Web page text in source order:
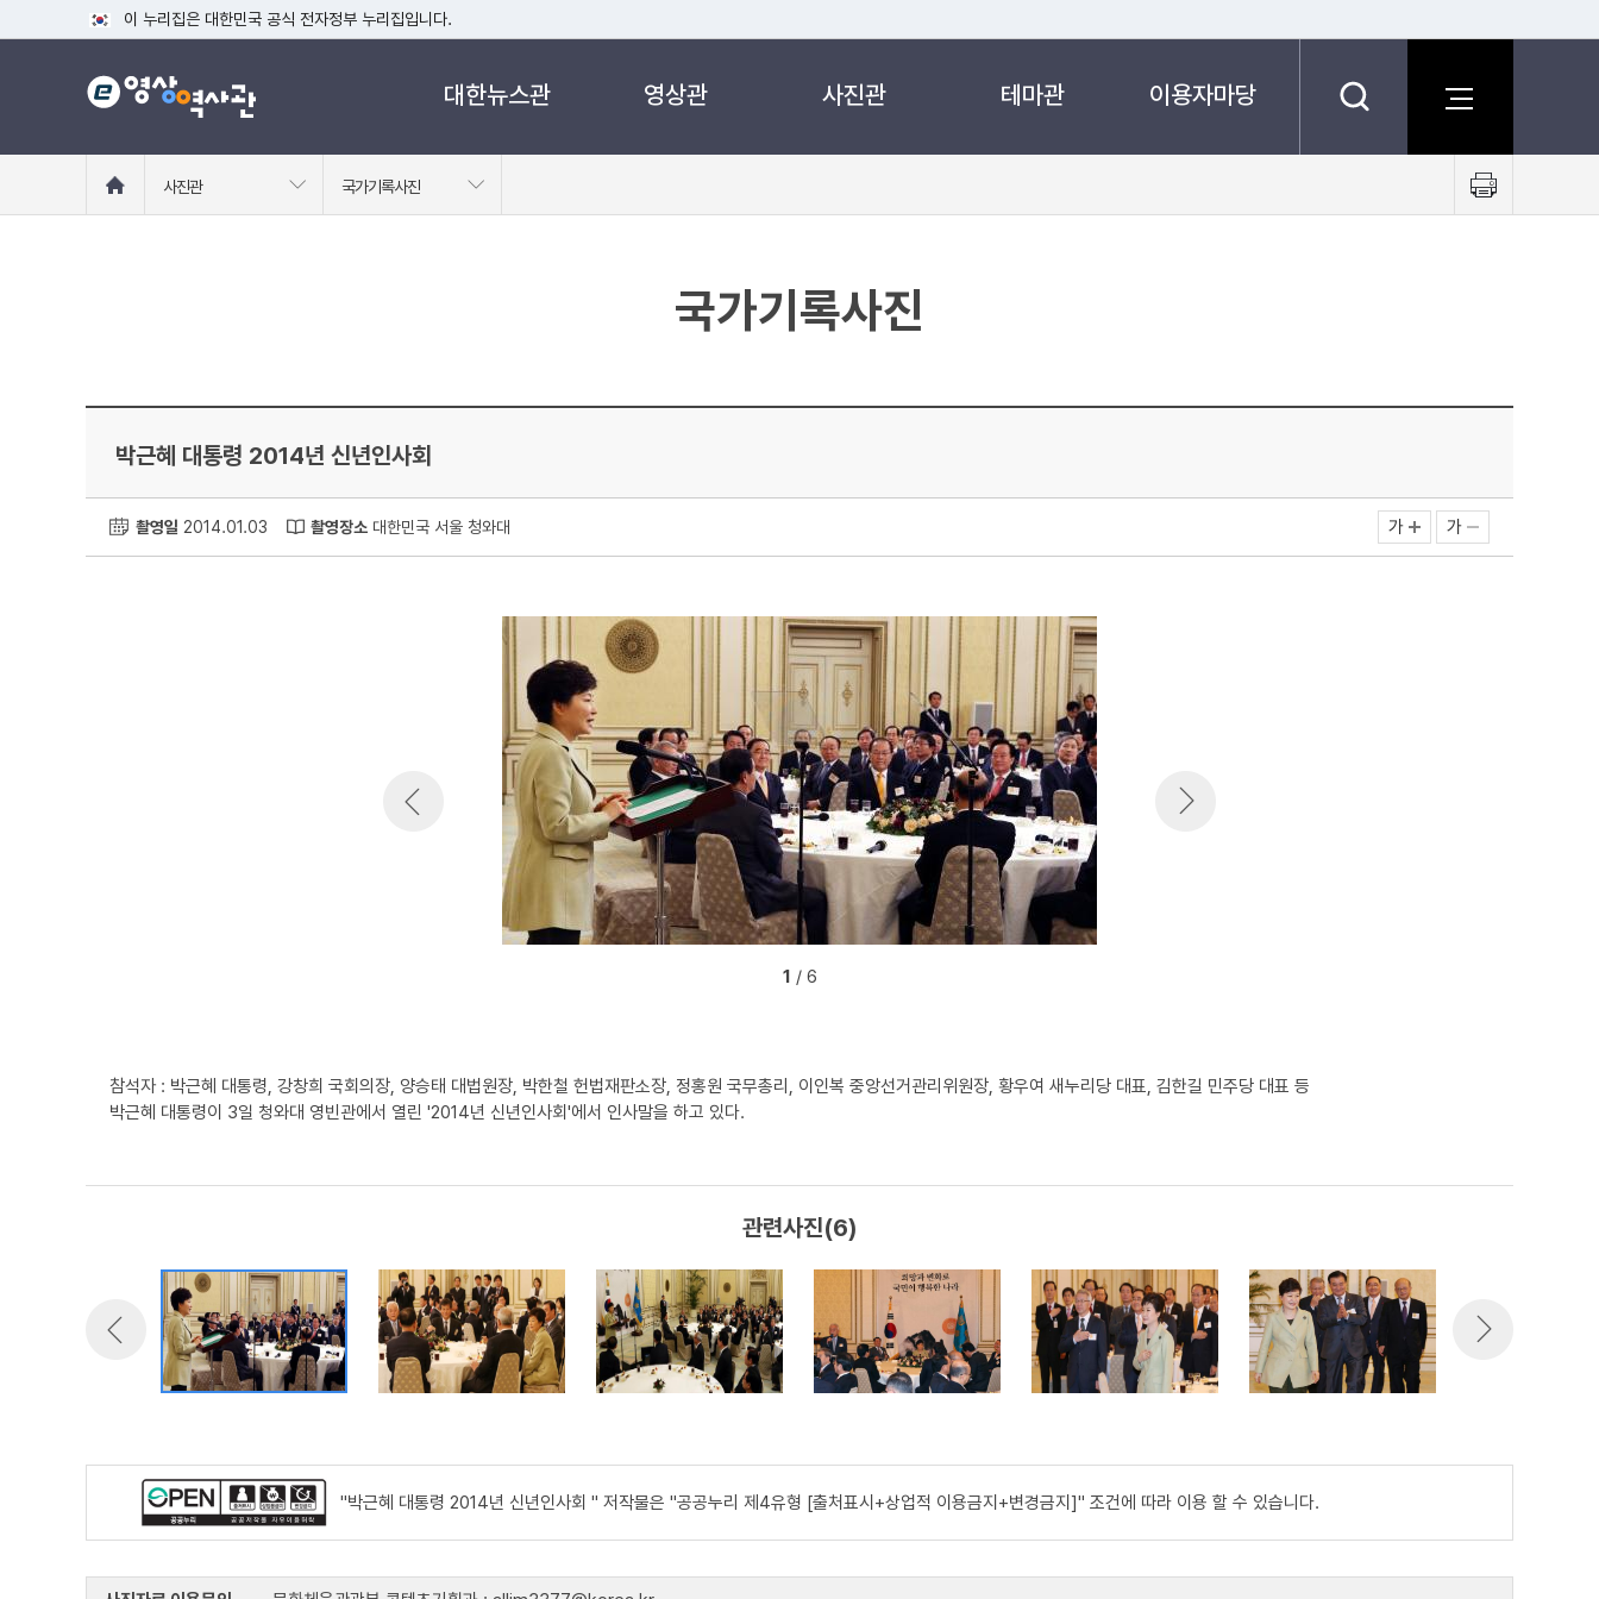
이 누리집은 대한민국 공식 전자정부 누리집입니다.
공식 누리집 주소 확인하기
go.kr 주소를 사용하는 누리집은 대한민국 정부기관이 관리하는 누리집입니다.
대한뉴스관 영상관 사진관 테마관 이용자마당
로
사진관 국가기록사진
트
국가기록사진
박근혜 대통령 2014년 신년인사회
촬영일 2014.01.03 촬영장소 대한민국 서울 청와대 가 가
1 / 6
참석자 : 박근혜 대통령, 강창희 국회의장, 양승태 대법원장, 박한철 헌법재판소장, 정홍원 국무총리, 이인복 중앙선거관리위원장, 황우여 새누리당 대표, 김한길 민주당 대표 등
박근혜 대통령이 3일 청와대 영빈관에서 열린 '2014년 신년인사회'에서 인사말을 하고 있다.
관련사진(6)
"박근혜 대통령 2014년 신년인사회 " 저작물은 "공공누리 제4유형 [출처표시+상업적 이용금지+변경금지]" 조건에 따라 이용 할 수 있습니다.